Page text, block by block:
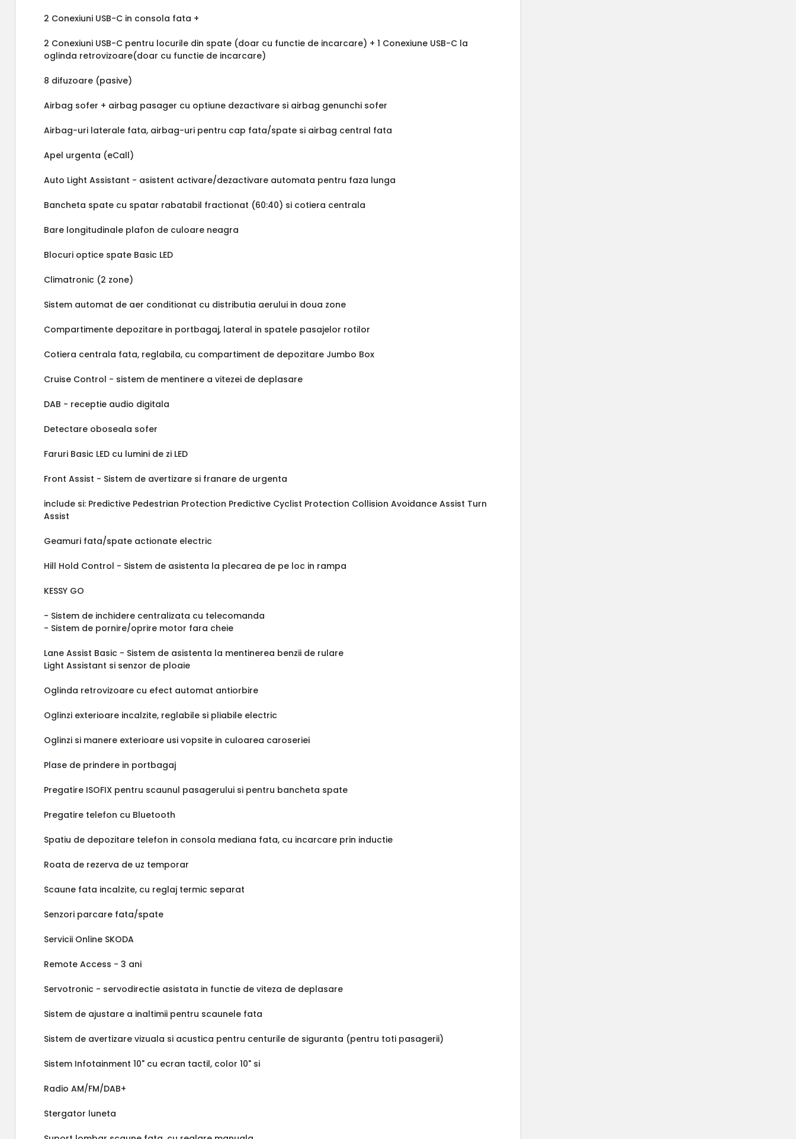
2 Conexiuni USB-C in consola fata +
2 Conexiuni USB-C pentru locurile din spate (doar cu functie de incarcare) + 1 Conexiune USB-C la
oglinda retrovizoare(doar cu functie de incarcare)
8 difuzoare (pasive)
Airbag sofer + airbag pasager cu optiune dezactivare si airbag genunchi sofer
Airbag-uri laterale fata, airbag-uri pentru cap fata/spate si airbag central fata
Apel urgenta (eCall)
Auto Light Assistant - asistent activare/dezactivare automata pentru faza lunga
Bancheta spate cu spatar rabatabil fractionat (60:40) si cotiera centrala
Bare longitudinale plafon de culoare neagra
Blocuri optice spate Basic LED
Climatronic (2 zone)
Sistem automat de aer conditionat cu distributia aerului in doua zone
Compartimente depozitare in portbagaj, lateral in spatele pasajelor rotilor
Cotiera centrala fata, reglabila, cu compartiment de depozitare Jumbo Box
Cruise Control - sistem de mentinere a vitezei de deplasare
DAB - receptie audio digitala
Detectare oboseala sofer
Faruri Basic LED cu lumini de zi LED
Front Assist - Sistem de avertizare si franare de urgenta
include si: Predictive Pedestrian Protection Predictive Cyclist Protection Collision Avoidance Assist Turn
Assist
Geamuri fata/spate actionate electric
Hill Hold Control - Sistem de asistenta la plecarea de pe loc in rampa
KESSY GO
- Sistem de inchidere centralizata cu telecomanda
- Sistem de pornire/oprire motor fara cheie
Lane Assist Basic - Sistem de asistenta la mentinerea benzii de rulare
Light Assistant si senzor de ploaie
Oglinda retrovizoare cu efect automat antiorbire
Oglinzi exterioare incalzite, reglabile si pliabile electric
Oglinzi si manere exterioare usi vopsite in culoarea caroseriei
Plase de prindere in portbagaj
Pregatire ISOFIX pentru scaunul pasagerului si pentru bancheta spate
Pregatire telefon cu Bluetooth
Spatiu de depozitare telefon in consola mediana fata, cu incarcare prin inductie
Roata de rezerva de uz temporar
Scaune fata incalzite, cu reglaj termic separat
Senzori parcare fata/spate
Servicii Online SKODA
Remote Access - 3 ani
Servotronic - servodirectie asistata in functie de viteza de deplasare
Sistem de ajustare a inaltimii pentru scaunele fata
Sistem de avertizare vizuala si acustica pentru centurile de siguranta (pentru toti pasagerii)
Sistem Infotainment 10" cu ecran tactil, color 10" si
Radio AM/FM/DAB+
Stergator luneta